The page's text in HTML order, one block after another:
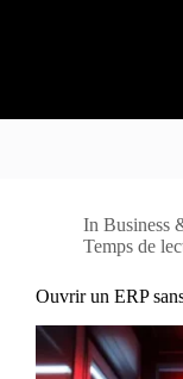
In Business
Temps de
Ouvrir un ERP